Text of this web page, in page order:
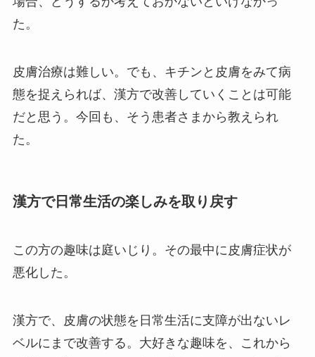
た。
皮膚治療は難しい。でも、キチンと皮膚をみて病
態を捉えられば、漢方で改善していくことは可能
だと思う。今回も、そう患者さまから教えられ
た。
漢方で日常生活の楽しみを取り戻す
この方の趣味は庭いじり。その最中に皮膚症状が
悪化した。
漢方で、皮膚の状態を日常生活に支障が出ないレ
ベルにまで改善する。大好きな趣味を、これから